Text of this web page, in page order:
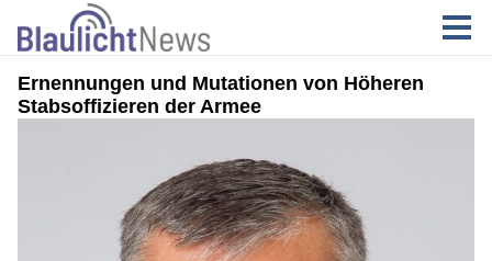
Ernennungen und Mutationen von Höheren
Stabsoffizieren der Armee